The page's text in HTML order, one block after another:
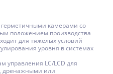
камерами со
положением производства
для тяжелых условий
уровня в системах
управления LC/LCD для
дренажными или